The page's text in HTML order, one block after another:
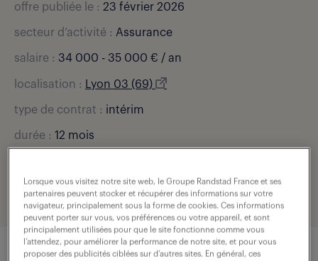
offre publiée le : 23 février 2026
secteur d’activité : Assurance
salaire : 34 000 - 35 000 € / an
localisation : Lyon 03 (69)
type de contrat : intérim
durée : 12 mois
référence de l'offre :307-BUA-0002472_01C
Lorsque vous visitez notre site web, le Groupe Randstad France et ses
partenaires peuvent stocker et récupérer des informations sur votre
navigateur, principalement sous la forme de cookies. Ces informations
peuvent porter sur vous, vos préférences ou votre appareil, et sont
principalement utilisées pour que le site fonctionne comme vous
l’attendez, pour améliorer la performance de notre site, et pour vous
proposer des publicités ciblées sur d’autres sites. En général, ces